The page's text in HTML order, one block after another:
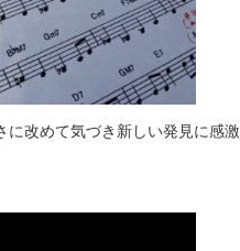
に改めて気づき新しい発見に感激